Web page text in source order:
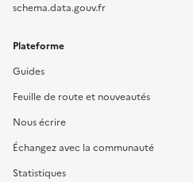
schema.data.gouv.fr
Plateforme
Guides
Feuille de route et nouveautés
Nous écrire
Échangez avec la communauté
Statistiques